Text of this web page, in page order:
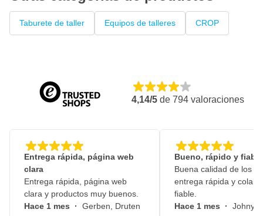
Taburete de taller Equipos de talleres CROP
4,14/5 de 794 valoraciones
Entrega rápida, página web
clara
Entrega rápida, página web
clara y productos muy buenos.
Hace 1 mes · Gerben, Druten
Bueno, rápido y fiable
Buena calidad de los
entrega rápida y
fiable.
Hace 1 mes · Johny,